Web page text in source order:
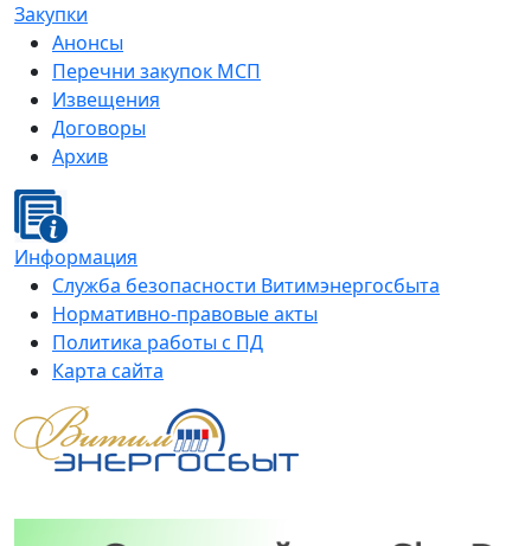
Закупки
Анонсы
Перечни закупок МСП
Извещения
Договоры
Архив
Информация
Служба безопасности Витимэнергосбыта
Нормативно-правовые акты
Политика работы с ПД
Карта сайта